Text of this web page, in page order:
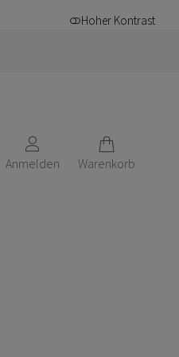
Hoher Kontrast
Anmelden Warenkorb